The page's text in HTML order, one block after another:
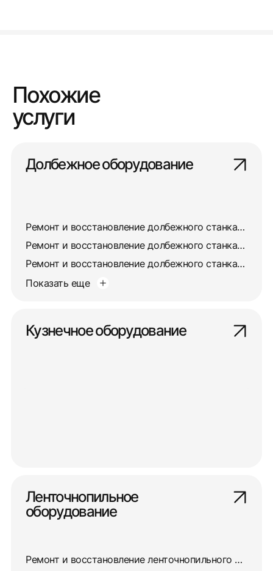
Похожие
услуги
Долбежное оборудование
Ремонт и восстановление долбежного станка 7403
Ремонт и восстановление долбежного станка 7405
Ремонт и восстановление долбежного станка 7417
Показать еще
Кузнечное оборудование
Ленточнопильное
оборудование
Ремонт и восстановление ленточнопильного станка 8725